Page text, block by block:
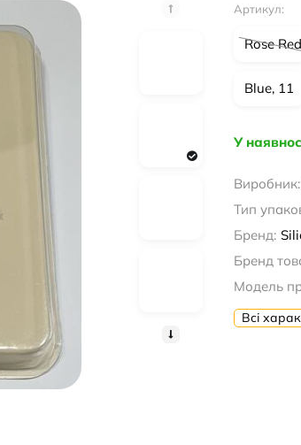
Артикул:
Rose Red
Blue, 11
У
Виробник:
Тип
Бренд:
Бренд
Модель
Всі